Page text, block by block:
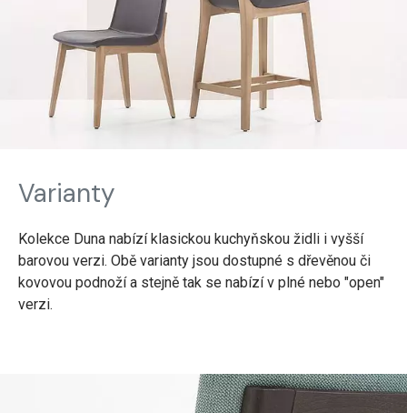
Varianty
Kolekce Duna nabízí klasickou kuchyňskou židli i vyšší
barovou verzi. Obě varianty jsou dostupné s dřevěnou či
kovovou podnoží a stejně tak se nabízí v plné nebo "open"
verzi.